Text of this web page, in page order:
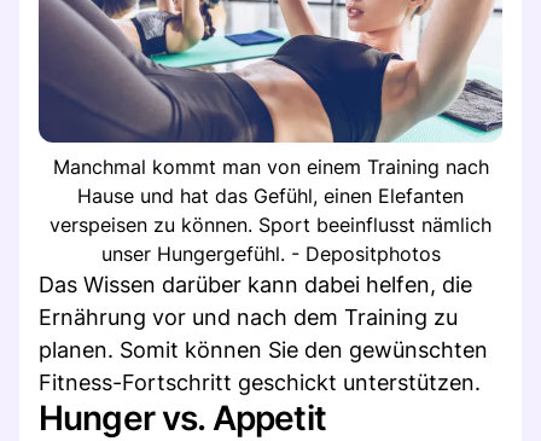
Manchmal kommt man von einem Training nach
Hause und hat das Gefühl, einen Elefanten
verspeisen zu können. Sport beeinflusst nämlich
unser Hungergefühl. - Depositphotos
Das Wissen darüber kann dabei helfen, die
Ernährung vor und nach dem Training zu
planen. Somit können Sie den gewünschten
Fitness-Fortschritt geschickt unterstützen.
Hunger vs. Appetit